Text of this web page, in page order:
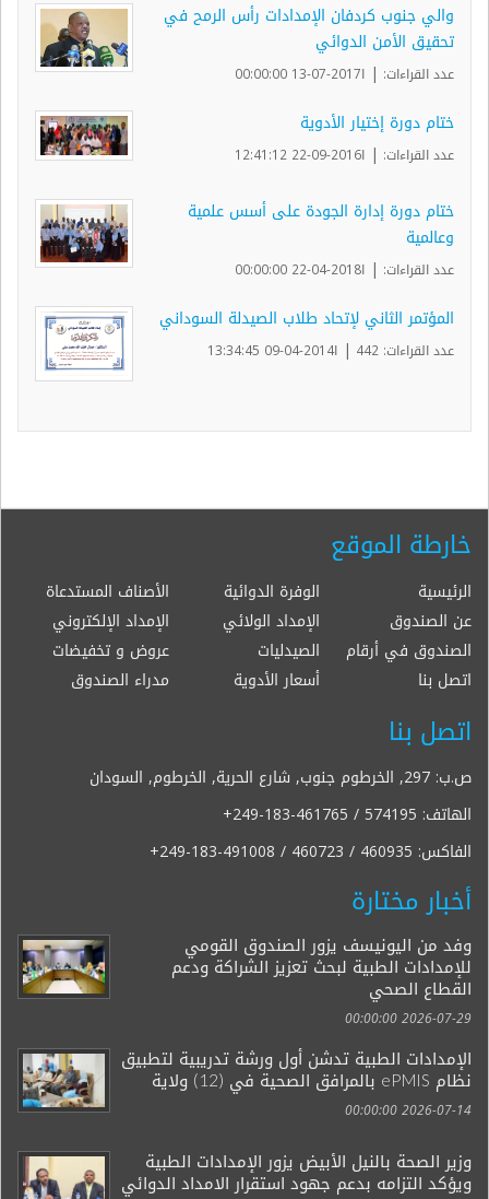
والي جنوب كردفان الإمدادات رأس الرمح في
تحقيق الأمن الدوائي
عدد القراءات: | ا2017-07-13 00:00:00
ختام دورة إختيار الأدوية
عدد القراءات: | ا2016-09-22 12:41:12
ختام دورة إدارة الجودة على أسس علمية
وعالمية
عدد القراءات: | ا2018-04-22 00:00:00
المؤتمر الثاني لإتحاد طلاب الصيدلة السوداني
عدد القراءات: 442 | ا2014-04-09 13:34:45
خارطة الموقع
الرئيسية الوفرة الدوائية
الأصناف المستدعاة
عن الصندوق
الإمداد الولائي
الإمداد الإلكتروني
الصندوق في أرقام
الصيدليات
عروض و تخفيضات
اتصل بنا
أسعار الأدوية مدراء الصندوق
اتصل بنا
ص.ب: 297, الخرطوم جنوب, شارع الحرية, الخرطوم, السودان
الهاتف: +249-183-461765 / 574195
الفاكس: +249-183-491008 / 460723 / 460935
أخبار مختارة
وفد من اليونيسف يزور الصندوق القومي
للإمدادات الطبية لبحث تعزيز الشراكة ودعم
القطاع الصحي
2026-07-29 00:00:00
الإمدادات الطبية تدشن أول ورشة تدريبية لتطبيق
نظام ePMIS بالمرافق الصحية في (12) ولاية
2026-07-14 00:00:00
وزير الصحة بالنيل الأبيض يزور الإمدادات الطبية
ويؤكد التزامه بدعم جهود استقرار الامداد الدوائي